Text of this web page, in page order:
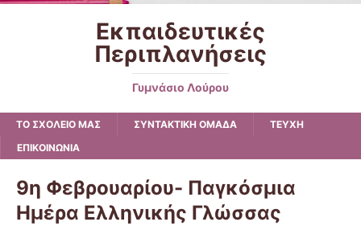
Εκπαιδευτικές
Περιπλανήσεις
Γυμνάσιο Λούρου
ΤΟ ΣΧΟΛΕΙΟ ΜΑΣ ΣΥΝΤΑΚΤΙΚΗ ΟΜΑΔΑ
ΤΕΥΧΗ
ΕΠΙΚΟΙΝΩΝΙΑ
9η Φεβρουαρίου- Παγκόσμια
Ημέρα Ελληνικής Γλώσσας